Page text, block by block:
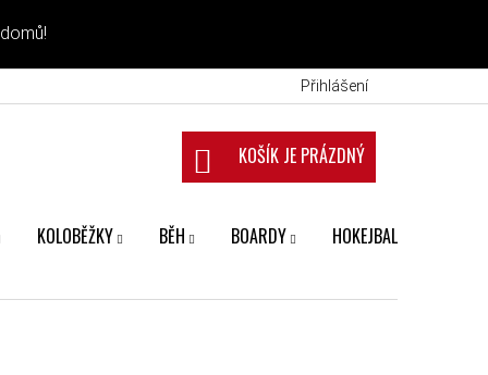
Přihlášení
NÁKUPNÍ KOŠÍK
KOLOBĚŽKY BĚH BOARDY HOKEJBAL